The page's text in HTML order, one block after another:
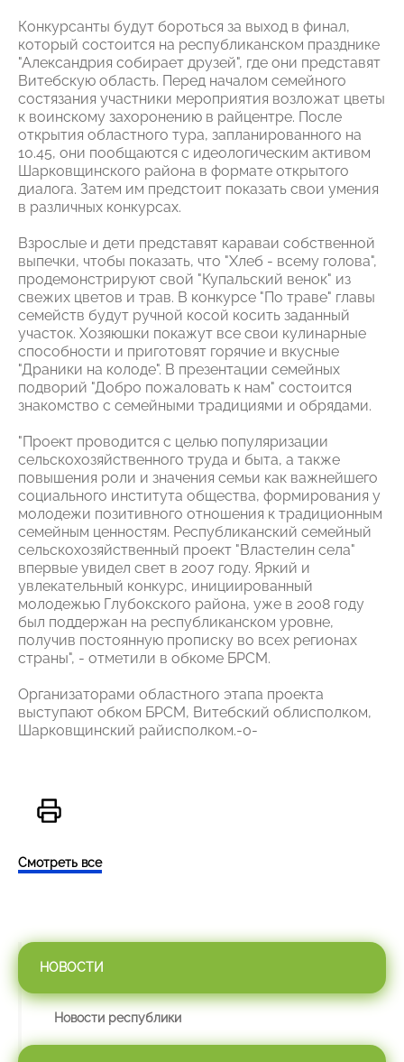
Конкурсанты будут бороться за выход в финал,
который состоится на республиканском празднике
"Александрия собирает друзей", где они представят
Витебскую область. Перед началом семейного
состязания участники мероприятия возложат цветы
к воинскому захоронению в райцентре. После
открытия областного тура, запланированного на
10.45, они пообщаются с идеологическим активом
Шарковщинского района в формате открытого
диалога. Затем им предстоит показать свои умения
в различных конкурсах.
Взрослые и дети представят караваи собственной
выпечки, чтобы показать, что "Хлеб - всему голова",
продемонстрируют свой "Купальский венок" из
свежих цветов и трав. В конкурсе "По траве" главы
семейств будут ручной косой косить заданный
участок. Хозяюшки покажут все свои кулинарные
способности и приготовят горячие и вкусные
"Драники на колоде". В презентации семейных
подворий "Добро пожаловать к нам" состоится
знакомство с семейными традициями и обрядами.
"Проект проводится с целью популяризации
сельскохозяйственного труда и быта, а также
повышения роли и значения семьи как важнейшего
социального института общества, формирования у
молодежи позитивного отношения к традиционным
семейным ценностям. Республиканский семейный
сельскохозяйственный проект "Властелин села"
впервые увидел свет в 2007 году. Яркий и
увлекательный конкурс, инициированный
молодежью Глубокского района, уже в 2008 году
был поддержан на республиканском уровне,
получив постоянную прописку во всех регионах
страны", - отметили в обкоме БРСМ.
Организаторами областного этапа проекта
выступают обком БРСМ, Витебский облисполком,
Шарковщинский райисполком.-0-
Смотреть все
НОВОСТИ
Новости республики